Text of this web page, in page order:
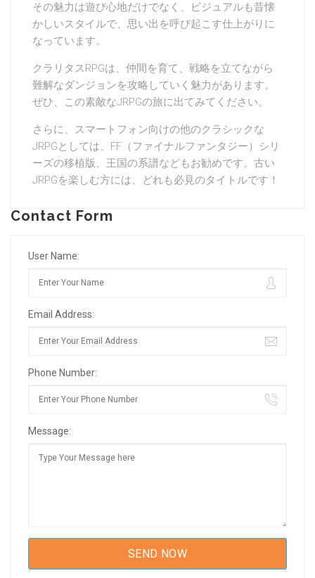
その魅力は遊び心地だけでなく、ビジュアルも昔懐
かしいスタイルで、思い出を呼び起こす仕上がりに
なっています。
クラリタスRPGは、仲間を育て、戦略を立てながら
難解なダンジョンを攻略していく魅力があります。
ぜひ、この素敵なJRPGの旅に出てみてください。
さらに、スマートフォン向けの他のクラシックな
JRPGとしては、FF（ファイナルファンタジー）シリ
ーズの移植版、王国の系譜などもお勧めです。古い
JRPGを楽しむ方には、どれも必見のタイトルです！
Contact Form
User Name:
Email Address:
Phone Number:
Message: